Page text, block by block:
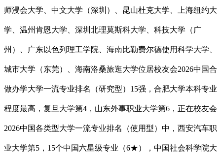
师浸会大学、中文大学（深圳）、昆山杜克大学、上海纽约大
学、温州肯恩大学、深圳北理莫斯科大学、科技大学（广
州）、广东以色列理工学院、海南比勒费尔德使用科学大学、
城市大学（东莞）、海南洛桑旅逛大学位居校友会2026中国合
做办学大学一流专业排名（研究型）15强，合肥大学本科专业
程度最高，复旦大学第4，山东外事职业大学第6，正在校友会
2026中国各类型大学一流专业排名（使用型）中，西安汽车职
业大学第5，15个中国六星级专业（6★），中国社会科学院大